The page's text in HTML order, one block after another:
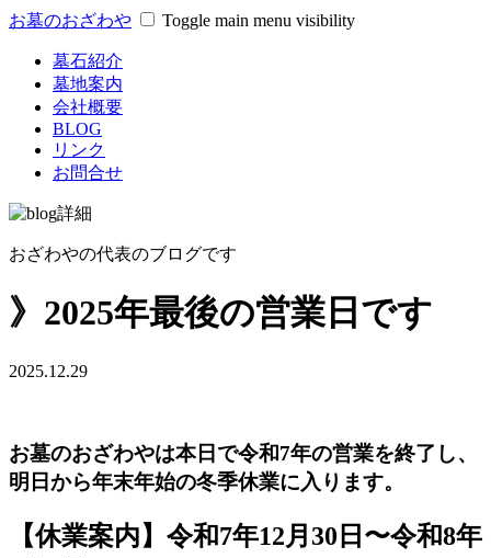
お墓のおざわや Toggle main menu visibility
墓石紹介
墓地案内
会社概要
BLOG
リンク
お問合せ
おざわやの代表のブログです
》2025年最後の営業日です
2025.12.29
お墓のおざわやは本日で令和7年の営業を終了し、
明日から年末年始の冬季休業に入ります。
【休業案内】令和7年12月30日〜令和8年